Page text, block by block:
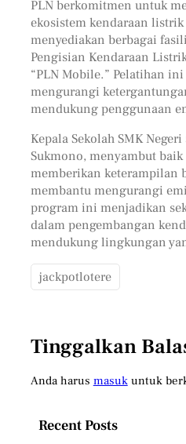
PLN berkomitmen untuk
ekosistem kendaraan
menyediakan berbagai
Pengisian Kendaraan
“PLN Mobile.” Pelatihan
mengurangi
mendukung penggunaan
Kepala Sekolah SMK
Sukmono, menyambut
memberikan keterampilan
membantu mengurangi
program ini menjadikan
dalam pengembangan
mendukung lingkungan
jackpotlotere
Tinggalkan
Anda harus masukuntuk
Recent Posts